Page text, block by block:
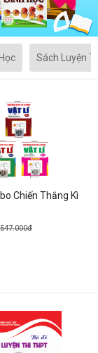
Sách Luyện
Chiến Thắng Kì
547.000đ